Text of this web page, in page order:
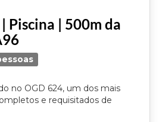
Piscina | 500m da
no OGD 624, um dos mais
e requisitados de